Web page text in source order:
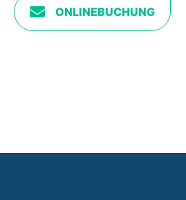
ONLINEBUCHUNG